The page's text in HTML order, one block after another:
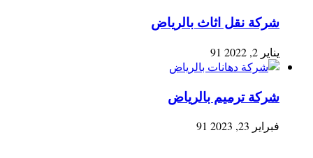
شركة نقل اثاث بالرياض
يناير 2, 2022 91
شركة ترميم بالرياض
فبراير 23, 2023 91